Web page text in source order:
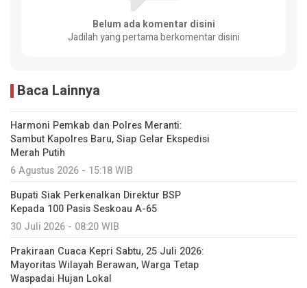
Belum ada komentar disini
Jadilah yang pertama berkomentar disini
Baca Lainnya
Harmoni Pemkab dan Polres Meranti:
Sambut Kapolres Baru, Siap Gelar Ekspedisi
Merah Putih
6 Agustus 2026 - 15:18 WIB
Bupati Siak Perkenalkan Direktur BSP
Kepada 100 Pasis Seskoau A-65
30 Juli 2026 - 08:20 WIB
Prakiraan Cuaca Kepri Sabtu, 25 Juli 2026:
Mayoritas Wilayah Berawan, Warga Tetap
Waspadai Hujan Lokal